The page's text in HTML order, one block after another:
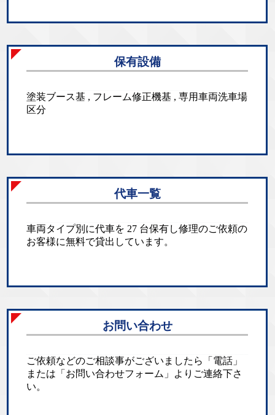
保有設備
塗装ブース基 , フレーム修正機基 , 専用車両洗車場
区分
代車一覧
車両タイプ別に代車を 27 台保有し修理のご依頼の
お客様に無料で貸出しています。
お問い合わせ
ご依頼などのご相談事がございましたら「電話」
または「お問い合わせフォーム」よりご連絡下さ
い。